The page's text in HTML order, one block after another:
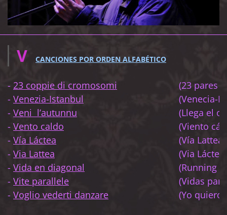
V CANCIONES POR ORDEN ALFABÉTICO
- 23 coppie di cromosomi
- Venezia-Istanbul
- Veni l’autunnu
- Vento caldo
- Vía Láctea
- Via Lattea
- Vida en diagonal
- Vite parallele
- Voglio vederti danzare
(23 pares
(Llega
(Vía Lattea)
(Via
(Running
(Vidas
(Yo